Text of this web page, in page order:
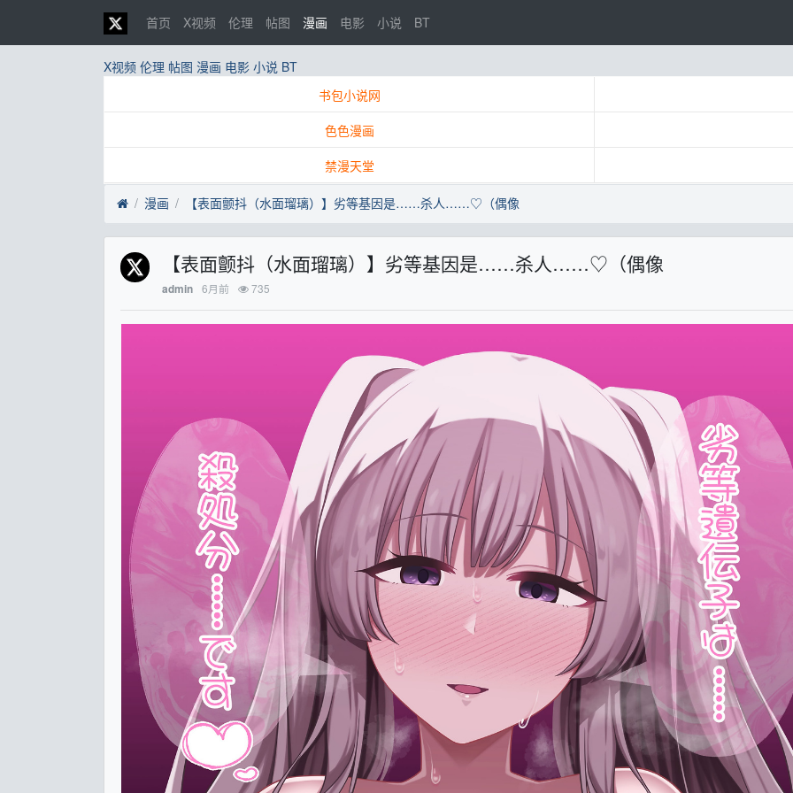
首页 X视频 伦理 帖图 漫画 电影 小说 BT
X视频 伦理 帖图 漫画 电影 小说 BT
书包小说网
色色漫画
禁漫天堂
漫画 【表面颤抖（水面瑠璃）】劣等基因是……杀人……♡（偶像
【表面颤抖（水面瑠璃）】劣等基因是……杀人……♡（偶像
admin 6月前 735